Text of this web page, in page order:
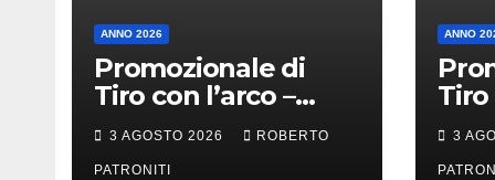
ANNO 2026
Promozionale di
Tiro con l’arco –
Longi (Me)
3 AGOSTO 2026 ROBERTO
PATRONITI
ANNO
Tiro
3